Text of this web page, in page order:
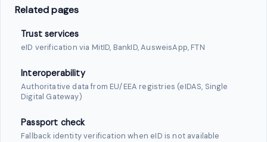
Related pages
Trust services
eID verification via MitID, BankID, AusweisApp, FTN
Interoperability
Authoritative data from EU/EEA registries (eIDAS, Single
Digital Gateway)
Passport check
Fallback identity verification when eID is not available